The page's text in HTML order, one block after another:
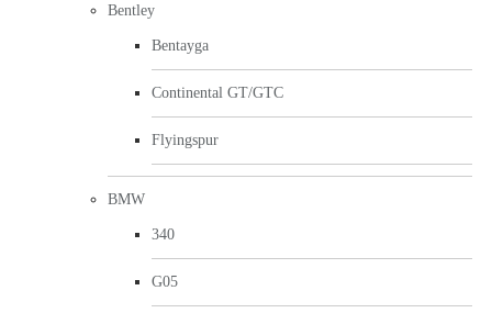
Bentley
Bentayga
Continental GT/GTC
Flyingspur
BMW
340
G05